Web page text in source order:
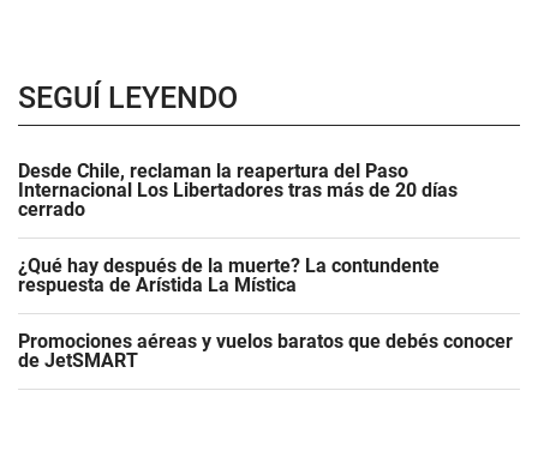
SEGUÍ LEYENDO
Desde Chile, reclaman la reapertura del Paso
Internacional Los Libertadores tras más de 20 días
cerrado
¿Qué hay después de la muerte? La contundente
respuesta de Arístida La Mística
Promociones aéreas y vuelos baratos que debés conocer
de JetSMART